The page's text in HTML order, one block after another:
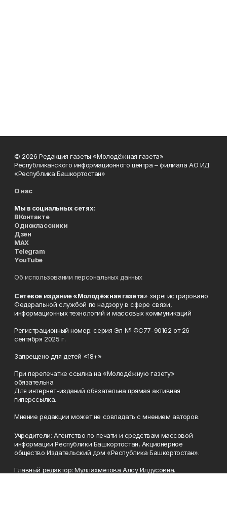
© 2026 Редакция газеты «Молодёжная газета»
Республиканского информационного центра – филиала АО ИД
«Республика Башкортостан»
О нас
Мы в социальных сетях:
ВКонтакте
Одноклассники
Дзен
MAX
Telegram
YouTube
Об использовании персональных данных
Сетевое издание «Молодёжная газета» зарегистрировано
Федеральной службой по надзору в сфере связи,
информационных технологий и массовых коммуникаций
Регистрационный номер: серия Эл № ФС77-90162 от 26
сентября 2025 г.
Запрещено для детей «18+»
При перепечатке ссылка на «Молодёжную газету»
обязательна.
Для интернет-изданий обязательна прямая активная
гиперссылка.
Мнение редакции может не совпадать с мнением авторов.
Учредители: Агентство по печати и средствам массовой
информации Республики Башкортостан, Акционерное
общество Издательский дом «Республика Башкортостан».
Главный редактор: Муллахметова Алсу Илдусовна.